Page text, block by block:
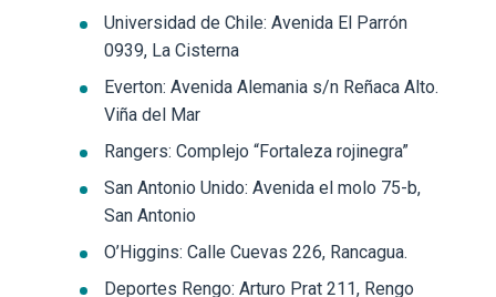
Universidad de Chile: Avenida El Parrón
0939, La Cisterna
Everton: Avenida Alemania s/n Reñaca Alto.
Viña del Mar
Rangers: Complejo “Fortaleza rojinegra”
San Antonio Unido: Avenida el molo 75-b,
San Antonio
O’Higgins: Calle Cuevas 226, Rancagua.
Deportes Rengo: Arturo Prat 211, Rengo